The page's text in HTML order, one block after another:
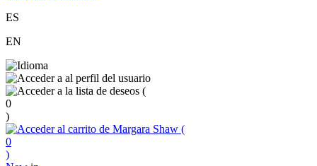
ES
EN
(
0
)
(
0
)